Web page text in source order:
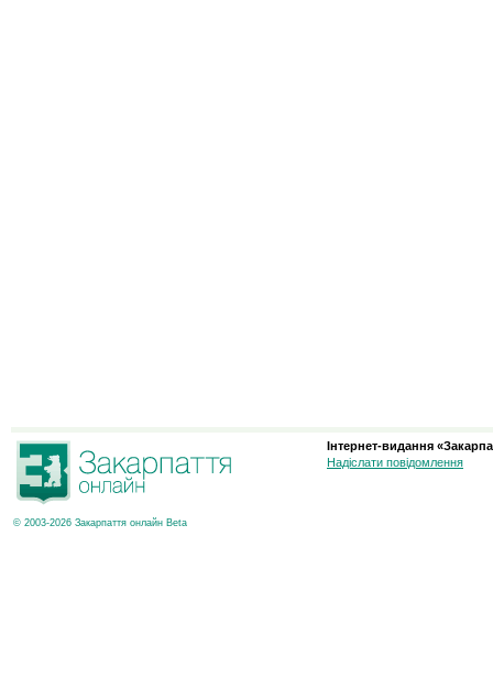
© 2003-2026 Закарпаття онлайн Beta
Інтернет-видання
Надіслати повідомлення